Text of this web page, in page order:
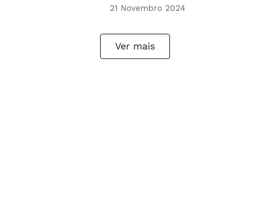
21 Novembro 2024
Ver mais